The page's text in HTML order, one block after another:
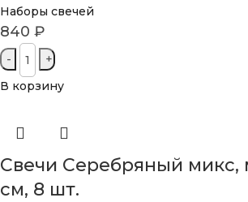
Наборы свечей
840 ₽
В корзину
Свечи Серебряный микс,
см, 8 шт.